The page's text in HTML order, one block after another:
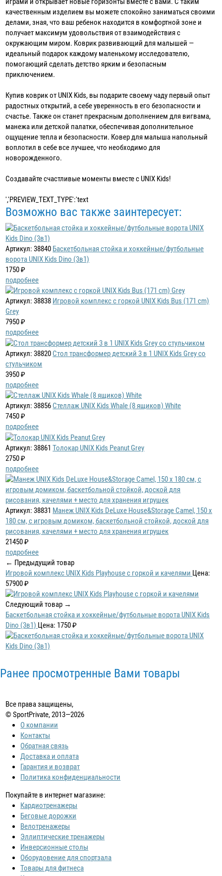
качественным изделием вы можете спокойно заниматься своими
делами, зная, что ваш ребенок находится в комфортной зоне и
получает максимум удовольствия от взаимодействия с
окружающим миром. Коврик развивающий для малышей —
идеальный подарок каждому маленькому исследователю,
помогающий сделать детство ярким и безопасным
приключением.
Купив коврик от UNIX Kids, вы подарите своему чаду первый опыт
радостных открытий, а себе уверенность в его безопасности и
счастье. Также он станет прекрасным дополнением для вигвама,
манежа или детской палатки, обеспечивая дополнительное
ощущение тепла и безопасности. Ковер для малыша напольный
воплотил в себе все лучшее, что необходимо для
новорожденного.
Создавайте счастливые моменты вместе с UNIX Kids!
','PREVIEW_TEXT_TYPE':'text
Возможно вас также заинтересует:
Артикул: 38840 Баскетбольная стойка и хоккейные/футбольные
ворота UNIX Kids Dino (3в1)
1750 ₽
подробнее
Артикул: 38838 Игровой комплекс с горкой UNIX Kids Bus (171 cm)
Grey
7950 ₽
подробнее
Артикул: 38820 Стол трансформер детский 3 в 1 UNIX Kids Grey со
стульчиком
3950 ₽
подробнее
Артикул: 38856 Стеллаж UNIX Kids Whale (8 ящиков) White
7450 ₽
подробнее
Артикул: 38861 Толокар UNIX Kids Peanut Grey
2750 ₽
подробнее
Артикул: 38831 Манеж UNIX Kids DeLuxe House&Storage Camel, 150 x
180 см, с игровым домиком, баскетбольной стойкой, доской для
рисования, качелями + место для хранения игрушек
21450 ₽
подробнее
← Предыдущий товар
Игровой комплекс UNIX Kids Playhouse с горкой и качелями Цена:
57900 ₽
Следующий товар →
Баскетбольная стойка и хоккейные/футбольные ворота UNIX Kids
Dino (3в1) Цена: 1750 ₽
Ранее просмотренные Вами товары
Все права защищены,
© SportPrivate, 2013—2026
О компании
Контакты
Обратная связь
Доставка и оплата
Гарантия и возврат
Политика конфиденциальности
Покупайте в интернет магазине:
Кардиотренажеры
Беговые дорожки
Велотренажеры
Эллиптические тренажеры
Инверсионные столы
Оборудовение для спортзала
Товары для фитнеса